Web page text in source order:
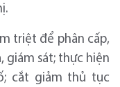
triệt để phân cấp,
giám sát; thực hiện
cắt giảm thủ tục